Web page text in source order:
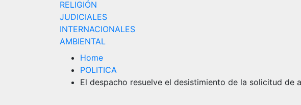
RELIGIÓN
JUDICIALES
INTERNACIONALES
AMBIENTAL
Home
POLITICA
El despacho resuelve el desistimiento de la solicitud de